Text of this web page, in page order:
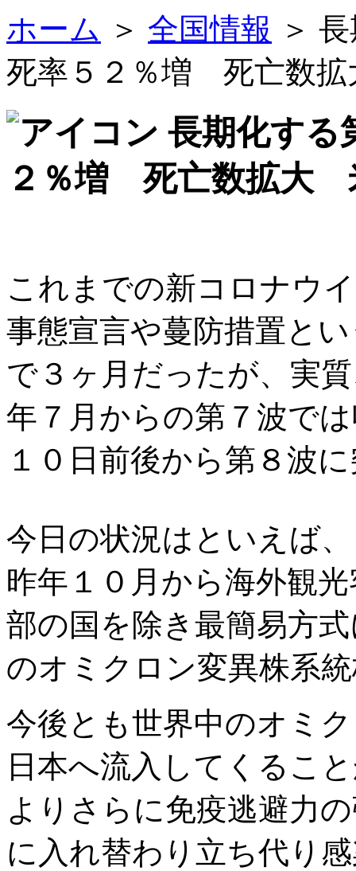
ホーム ＞ 全国情報 ＞
死率５２％増 死亡数
長期化する
２％増 死亡数拡大
これまでの新コロナウ
事態宣言や蔓防措置と
で３ヶ月だったが、実
年７月からの第７波で
１０日前後から第８波
今日の状況はといえば、
昨年１０月から海外観
部の国を除き最簡易方
のオミクロン変異株系
今後とも世界中のオミ
日本へ流入してくるこ
よりさらに免疫逃避力
に入れ替わり立ち代り